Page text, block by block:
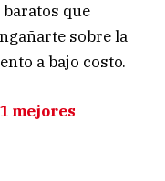
que
sobre la
a bajo costo.
mejores